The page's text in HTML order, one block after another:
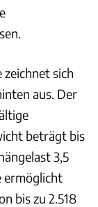
sich
aus. Der
beträgt bis
3,5
ermöglicht
bis zu 2.518